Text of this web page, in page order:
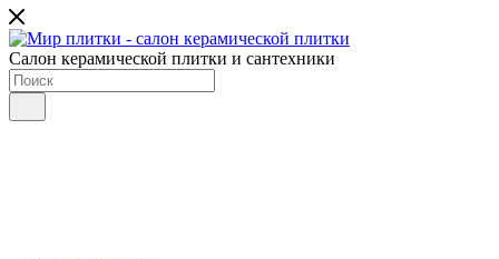
Салон керамической плитки и сантехники